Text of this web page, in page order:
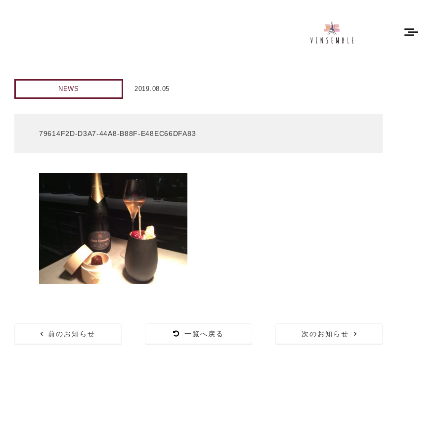
NEWS 2019.08.05
79614F2D-D3A7-44A8-B88F-E48EC66DFA83
前のお知らせ 一覧へ戻る 次のお知らせ